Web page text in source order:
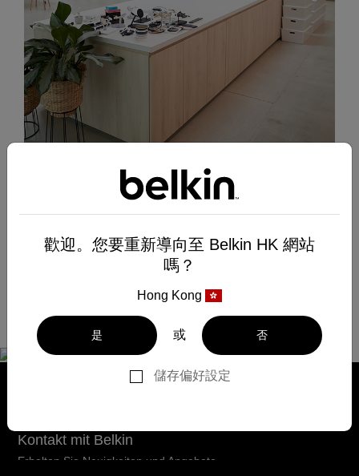
Belkin celebrates 40 years of industry leadership by
introducing a more responsible way to build products
Top selling mobile power products to transition to post-
Medienkontakte
Bei Fragen an die PR-Abteilung
PR@belkin.com
歡迎。您要重新導向至 Belkin HK 網站
嗎？
Hong Kong
是 或 否
儲存偏好設定
Kontakt mit Belkin
Erhalten Sie Neuigkeiten und Angebote